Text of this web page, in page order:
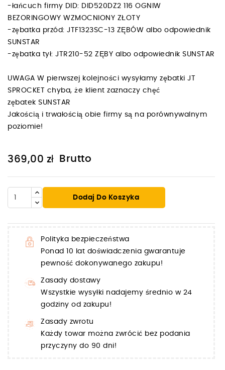
-łańcuch firmy DID: DID520DZ2 116 OGNIW
BEZORINGOWY WZMOCNIONY ZŁOTY
-zębatka przód: JTF1323SC-13 ZĘBÓW albo odpowiednik
SUNSTAR
-zębatka tył: JTR210-52 ZĘBY albo odpowiednik SUNSTAR
UWAGA W pierwszej kolejności wysyłamy zębatki JT
SPROCKET chyba, że klient zaznaczy chęć
zębatek SUNSTAR
Jakością i trwałością obie firmy są na porównywalnym
poziomie!
369,00 zł Brutto
Dodaj Do Koszyka
Polityka bezpieczeństwa
Ponad 10 lat doświadczenia gwarantuje
pewność dokonywanego zakupu!
Zasady dostawy
Wszystkie wysyłki nadajemy średnio w 24
godziny od zakupu!
Zasady zwrotu
Każdy towar można zwrócić bez podania
przyczyny do 90 dni!